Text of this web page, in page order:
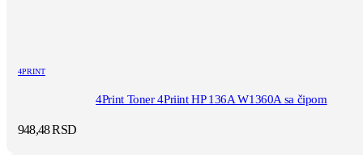
4PRINT
4Print Toner 4Priint HP 136A W1360A sa čipom
948,48RSD